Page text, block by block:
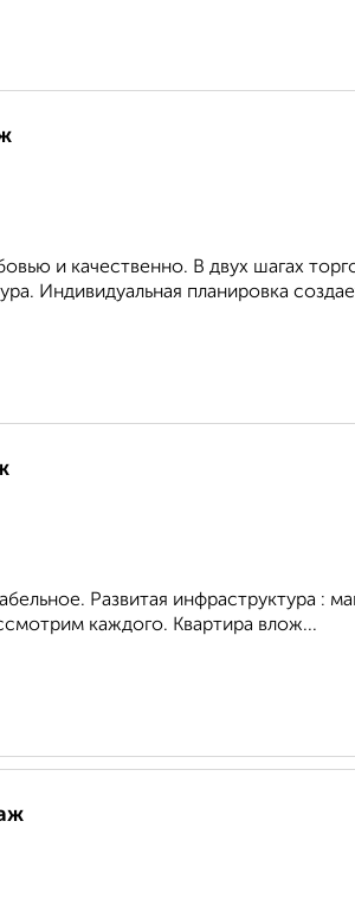
и качественно. В двух шагах
Индивидуальная планировка
Развитая инфраструктура :
каждого. Квартира влож...